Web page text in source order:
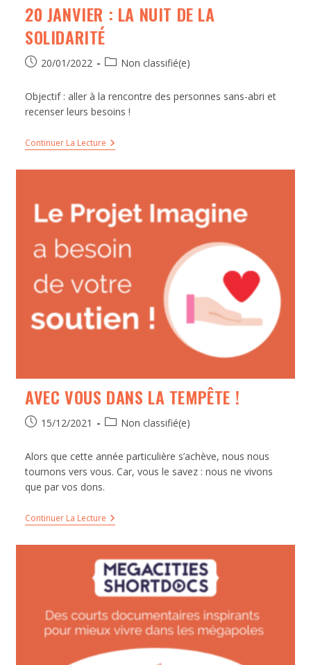
20 JANVIER : LA NUIT DE LA
SOLIDARITÉ
20/01/2022 Non classifié(e)
Objectif : aller à la rencontre des personnes sans-abri et
recenser leurs besoins !
Continuer La Lecture
AVEC VOUS DANS LA TEMPÊTE !
15/12/2021 Non classifié(e)
Alors que cette année particulière s’achève, nous nous
tournons vers vous. Car, vous le savez : nous ne vivons
que par vos dons.
Continuer La Lecture